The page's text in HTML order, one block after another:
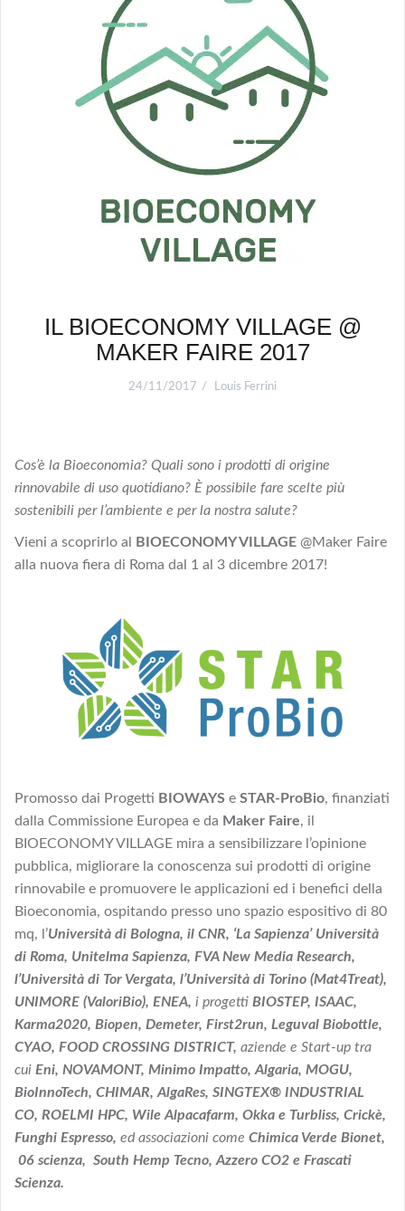
IL BIOECONOMY VILLAGE @
MAKER FAIRE 2017
24/11/2017 Louis Ferrini
Cos’è la Bioeconomia? Quali sono i prodotti di origine
rinnovabile di uso quotidiano? È possibile fare scelte più
sostenibili per l’ambiente e per la nostra salute?
Vieni a scoprirlo al BIOECONOMY VILLAGE @Maker Faire
alla nuova fiera di Roma dal 1 al 3 dicembre 2017!
Promosso dai Progetti BIOWAYS e STAR-ProBio, finanziati
dalla Commissione Europea e da Maker Faire, il
BIOECONOMY VILLAGE mira a sensibilizzare l’opinione
pubblica, migliorare la conoscenza sui prodotti di origine
rinnovabile e promuovere le applicazioni ed i benefici della
Bioeconomia, ospitando presso uno spazio espositivo di 80
mq, l’Università di Bologna, il CNR, ‘La Sapienza’ Università
di Roma, Unitelma Sapienza, FVA New Media Research,
l’Università di Tor Vergata, l’Università di Torino (Mat4Treat),
UNIMORE (ValoriBio), ENEA, i progetti BIOSTEP, ISAAC,
Karma2020, Biopen, Demeter, First2run, Leguval Biobottle,
CYAO, FOOD CROSSING DISTRICT, aziende e Start-up tra
cui Eni, NOVAMONT, Minimo Impatto, Algaria, MOGU,
BioInnoTech, CHIMAR, AlgaRes, SINGTEX® INDUSTRIAL
CO, ROELMI HPC, Wile Alpacafarm, Okka e Turbliss, Crickè,
Funghi Espresso, ed associazioni come Chimica Verde Bionet,
06 scienza, South Hemp Tecno, Azzero CO2 e Frascati
Scienza.